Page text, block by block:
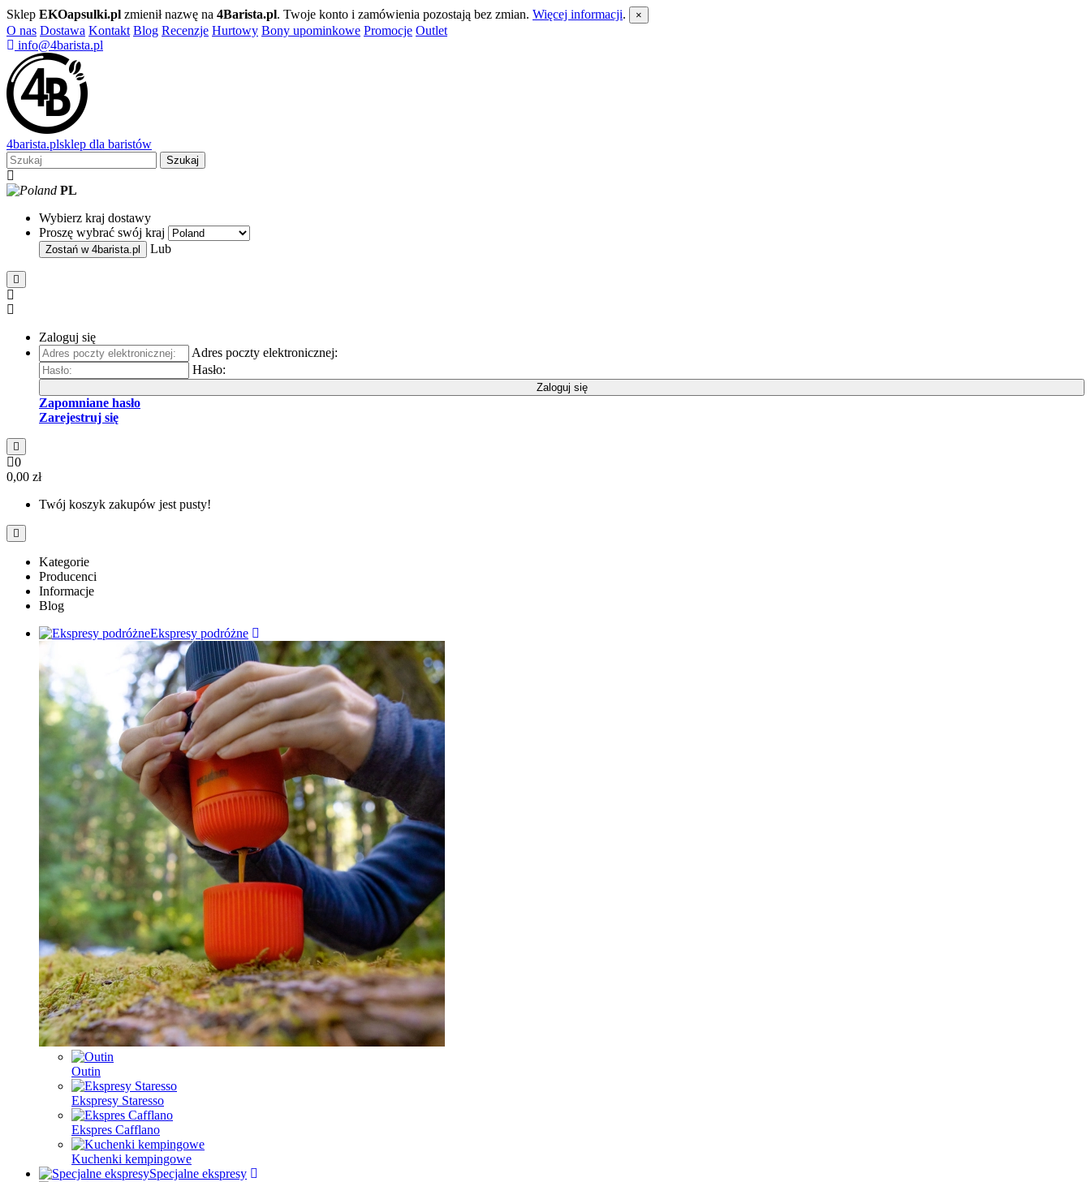
Sklep EKOapsulki.pl zmienił nazwę na 4Barista.pl. Twoje konto i zamówienia pozostają bez zmian. Więcej informacji. ×
O nas Dostawa Kontakt Blog Recenzje Hurtowy Bony upominkowe Promocje Outlet
info@4barista.pl
4barista.plsklep dla baristów
Szukaj
PL
Wybierz kraj dostawy
Proszę wybrać swój kraj
Zostań w 4barista.pl Lub
Zaloguj się
Adres poczty elektronicznej:
Hasło:
Zaloguj się
Zapomniane hasło
Zarejestruj się
0
0,00 zł
Twój koszyk zakupów jest pusty!
Kategorie
Producenci
Informacje
Blog
Ekspresy podróżne
Outin
Ekspresy Staresso
Ekspres Cafflano
Kuchenki kempingowe
Specjalne ekspresy